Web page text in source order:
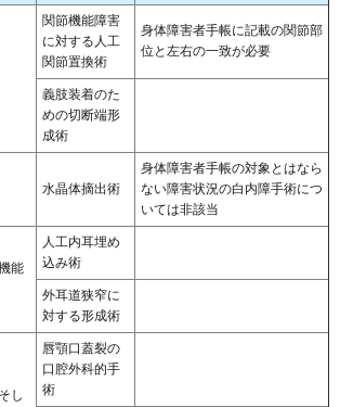
関節機能障害
に対する人工
関節置換術
身体障害者手帳に記載の関節部
位と左右の一致が必要
義肢装着のた
めの切断端形
成術
水晶体摘出術
身体障害者手帳の対象とはなら
ない障害状況の白内障手術につ
いては非該当
能
人工内耳埋め
込み術
外耳道狭窄に
対する形成術
し
唇顎口蓋裂の
口腔外科的手
術